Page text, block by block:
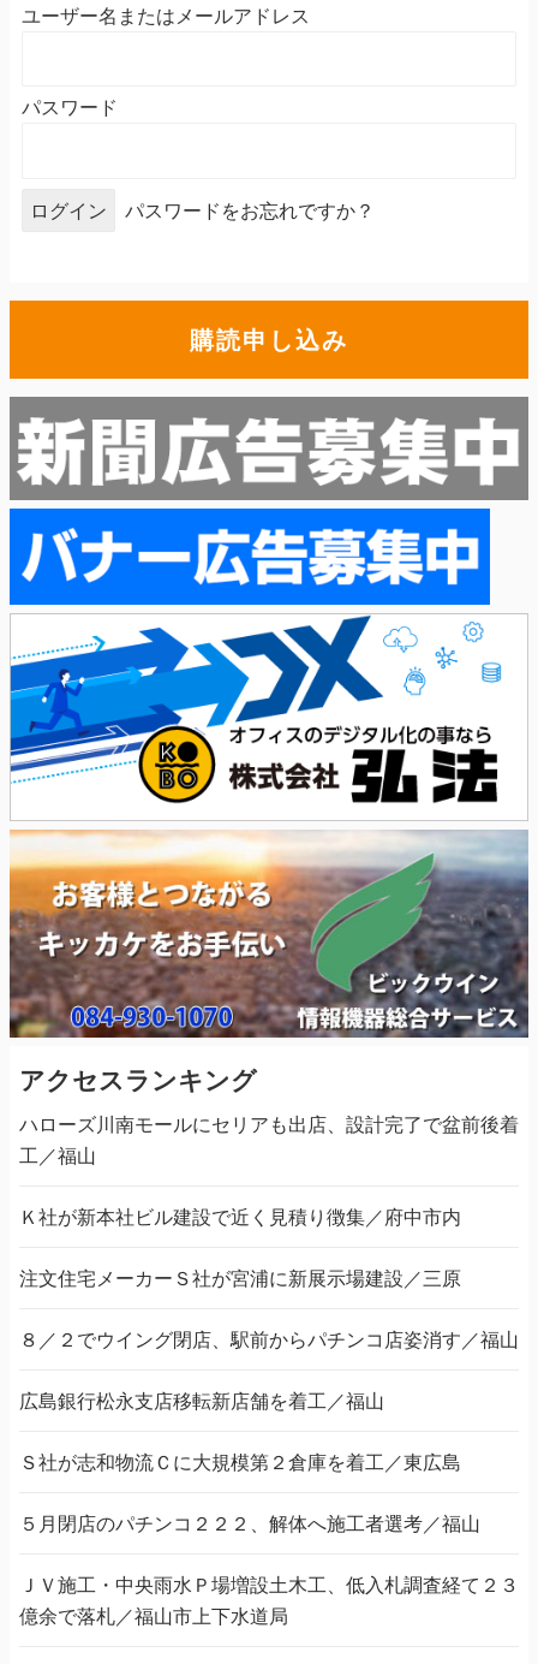
ユーザー名またはメールアドレス
パスワード
パスワードをお忘れですか？
購読申し込み
アクセスランキング
ハローズ川南モールにセリアも出店、設計完了で盆前後着
工／福山
Ｋ社が新本社ビル建設で近く見積り徴集／府中市内
注文住宅メーカーＳ社が宮浦に新展示場建設／三原
８／２でウイング閉店、駅前からパチンコ店姿消す／福山
広島銀行松永支店移転新店舗を着工／福山
Ｓ社が志和物流Ｃに大規模第２倉庫を着工／東広島
５月閉店のパチンコ２２２、解体へ施工者選考／福山
ＪＶ施工・中央雨水Ｐ場増設土木工、低入札調査経て２３
億余で落札／福山市上下水道局